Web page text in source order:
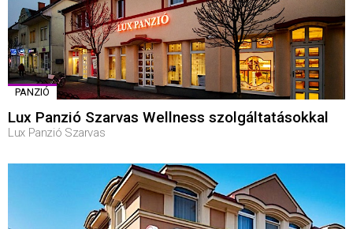
PANZIÓ
Lux Panzió Szarvas Wellness szolgáltatásokkal
Lux Panzió Szarvas